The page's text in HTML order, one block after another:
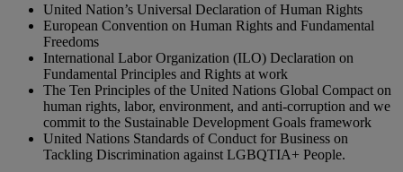
United Nation’s Universal Declaration of Human Rights
European Convention on Human Rights and Fundamental
Freedoms
International Labor Organization (ILO) Declaration on
Fundamental Principles and Rights at work
The Ten Principles of the United Nations Global Compact on
human rights, labor, environment, and anti-corruption and we
commit to the Sustainable Development Goals framework
United Nations Standards of Conduct for Business on
Tackling Discrimination against LGBQTIA+ People.